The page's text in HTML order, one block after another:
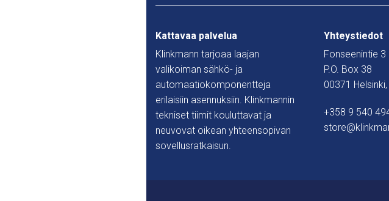
Kattavaa palvelua
Klinkmann tarjoaa laajan
valikoiman sähkö- ja
automaatiokomponentteja
erilaisiin asennuksiin. Klinkmannin
tekniset tiimit kouluttavat ja
neuvovat oikean yhteensopivan
sovellusratkaisun.
Yhteystiedot
Fonseenintie 3
P.O. Box 38
00371 Helsinki,
+358 9 540